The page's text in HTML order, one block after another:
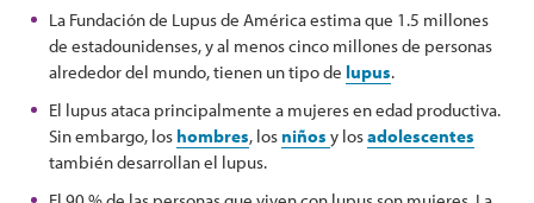
La Fundación de Lupus de América estima que 1.5 millones
de estadounidenses, y al menos cinco millones de personas
alrededor del mundo, tienen un tipo de lupus.
El lupus ataca principalmente a mujeres en edad productiva.
Sin embargo, los hombres, losniños y losadolescentes
también desarrollan el lupus.